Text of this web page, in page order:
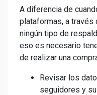
A diferencia de
plataformas, a
ningún tipo de
eso es necesario
de realizar una
Revisar los
seguidores y